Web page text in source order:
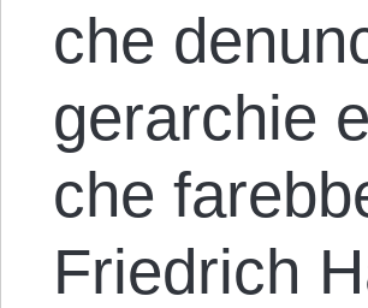
che
gerarchie
che
Friedrich